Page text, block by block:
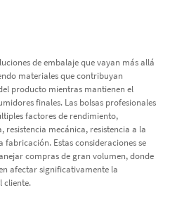
de embalaje que vayan más allá
materiales que contribuyan
producto mientras mantienen el
finales. Las bolsas profesionales
factores de rendimiento,
mecánica, resistencia a la
Estas consideraciones se
compras de gran volumen, donde
afectar significativamente la
cliente.